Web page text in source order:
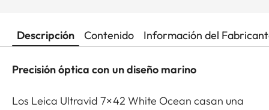
Descripción Contenido Información del
Precisión óptica con un diseño marino
Los Leica Ultravid 7×42 White Ocean casan una